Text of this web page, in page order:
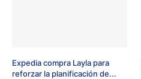
Expedia compra Layla para
reforzar la planificación de...